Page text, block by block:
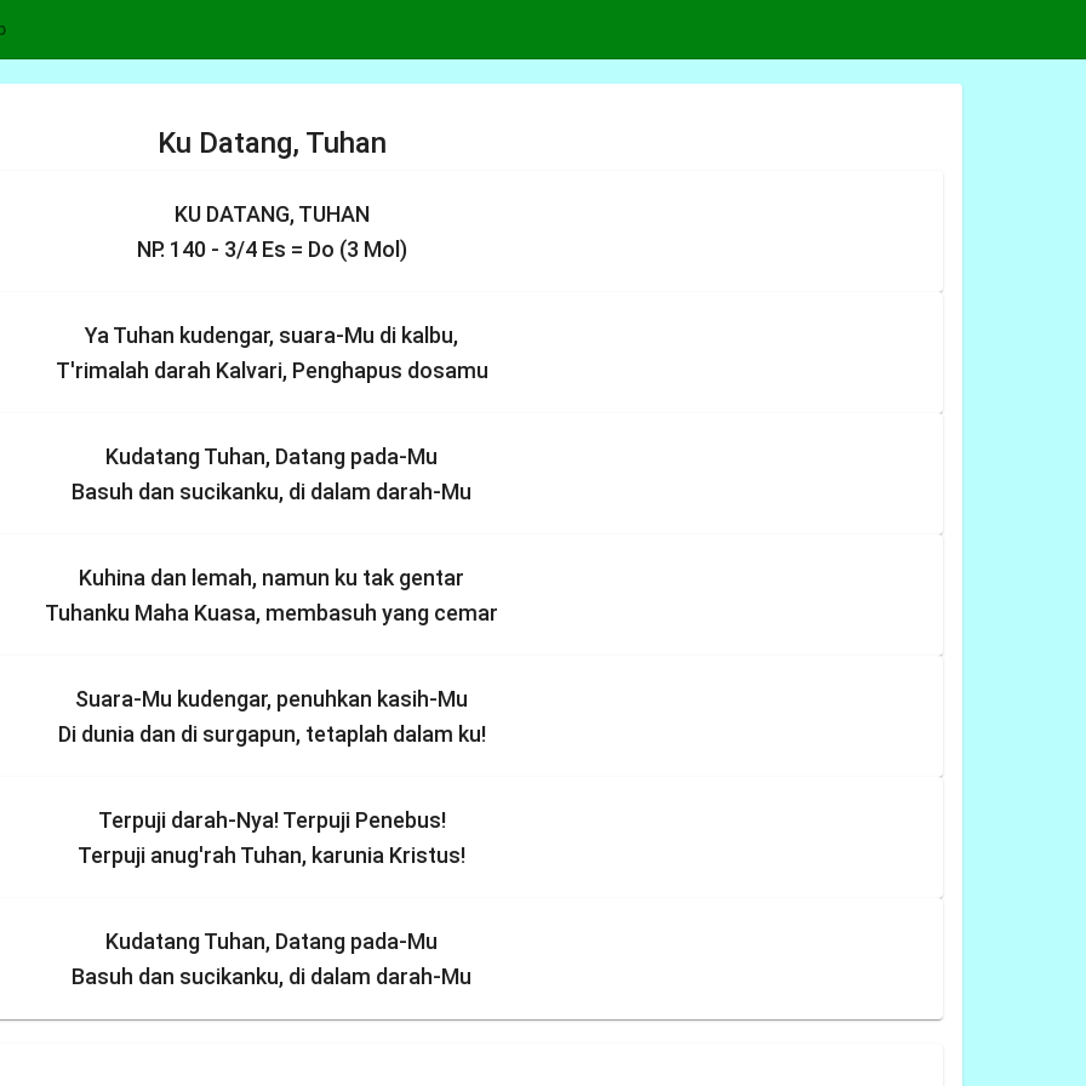
Ku Datang, Tuhan
KU DATANG, TUHAN
NP. 140 - 3/4 Es = Do (3 Mol)
Ya Tuhan kudengar, suara-Mu di kalbu,
T'rimalah darah Kalvari, Penghapus dosamu
Kudatang Tuhan, Datang pada-Mu
Basuh dan sucikanku, di dalam darah-Mu
Kuhina dan lemah, namun ku tak gentar
Tuhanku Maha Kuasa, membasuh yang cemar
Suara-Mu kudengar, penuhkan kasih-Mu
Di dunia dan di surgapun, tetaplah dalam ku!
Terpuji darah-Nya! Terpuji Penebus!
Terpuji anug'rah Tuhan, karunia Kristus!
Kudatang Tuhan, Datang pada-Mu
Basuh dan sucikanku, di dalam darah-Mu